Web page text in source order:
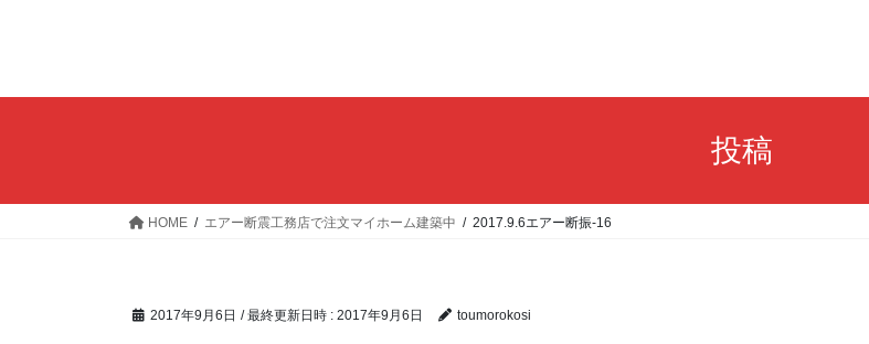
投稿
HOME エアー断震工務店で注文マイホーム建築中 2017.9.6エアー断振-16
2017年9月6日 / 最終更新日時 : 2017年9月6日 toumorokosi